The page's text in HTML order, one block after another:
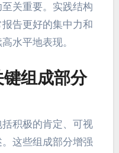
关重要。实践结构
告更好的集中力和
水平地表现。
组成部分
积极的肯定、可视
这些组成部分增强